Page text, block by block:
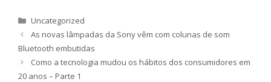
Categorias
Uncategorized
As novas lâmpadas da Sony vêm com colunas de som
Bluetooth embutidas
Como a tecnologia mudou os hábitos dos consumidores em
20 anos – Parte 1